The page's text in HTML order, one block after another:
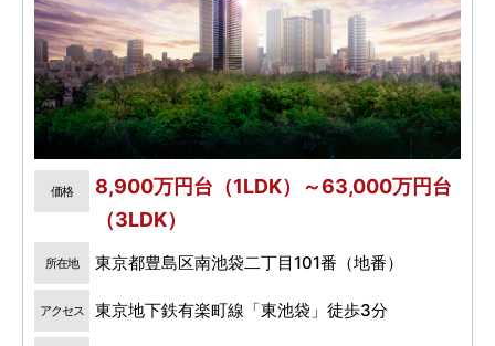
価格
8,900万円台（1LDK）～63,000万円台
（3LDK）
所在地 東京都豊島区南池袋二丁目101番（地番）
アクセス 東京地下鉄有楽町線「東池袋」徒歩3分